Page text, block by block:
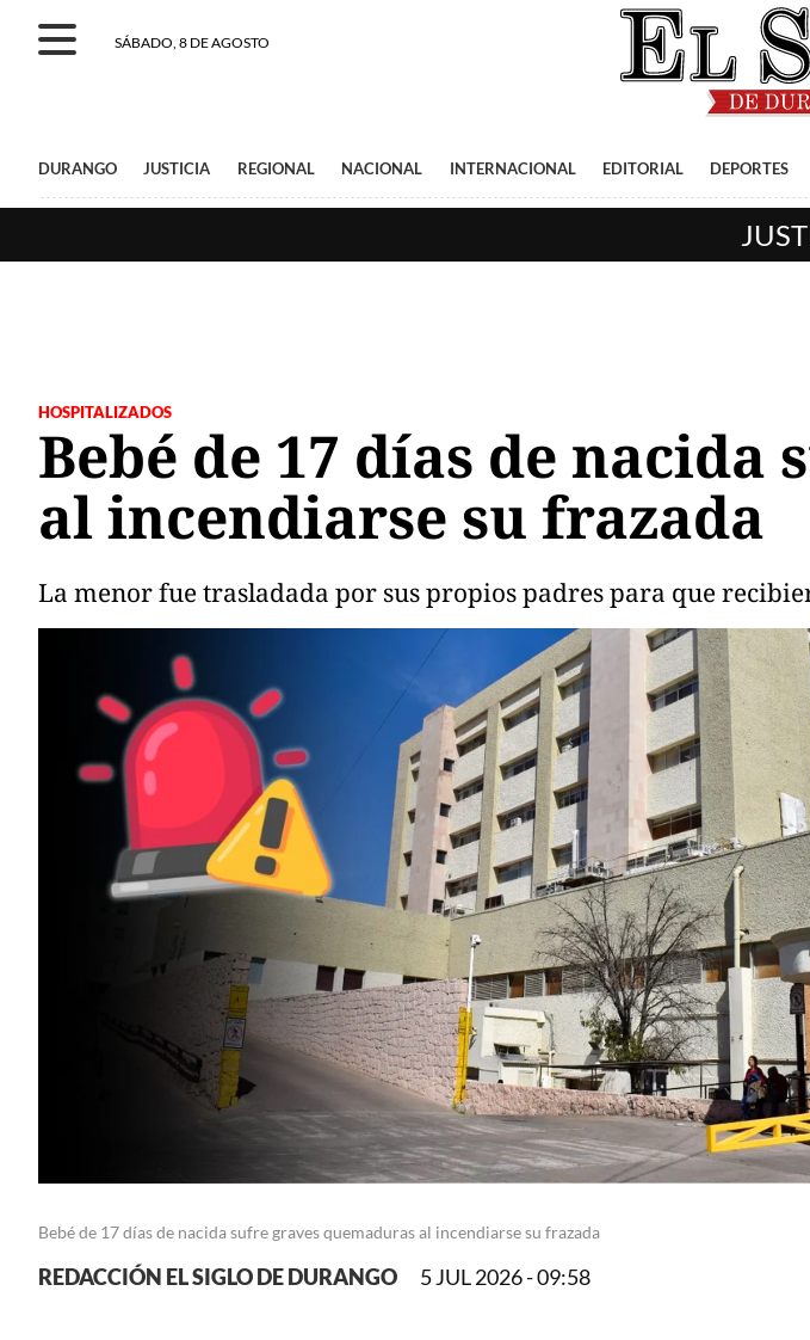
SÁBADO, 8 DE AGOSTO
DURANGO JUSTICIA REGIONAL NACIONAL INTERNACIONAL EDITORIAL DEPORTES
HOSPITALIZADOS
Bebé de 17 días de
al incendiarse su frazada
La menor fue trasladada por sus propios padres para que
Bebé de 17 días de nacida sufre graves quemaduras al incendiarse su frazada
REDACCIÓN EL SIGLO DE DURANGO 5 JUL 2026 - 09:58